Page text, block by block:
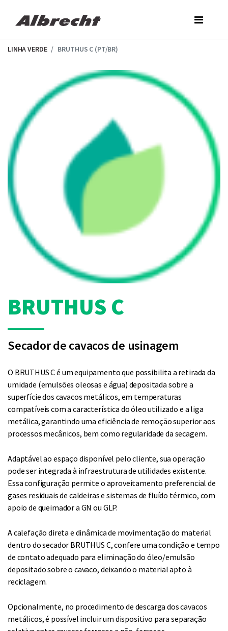
content
LINHA VERDE BRUTHUS C (PT/BR)
BRUTHUS C
Secador de cavacos de usinagem
O BRUTHUS C é um equipamento que possibilita a retirada da
umidade (emulsões oleosas e água) depositada sobre a
superfície dos cavacos metálicos, em temperaturas
compatíveis com a característica do óleo utilizado e a liga
metálica, garantindo uma eficiência de remoção superior aos
processos mecânicos, bem como regularidade da secagem.
Adaptável ao espaço disponível pelo cliente, sua operação
pode ser integrada à infraestrutura de utilidades existente.
Essa configuração permite o aproveitamento preferencial de
gases residuais de caldeiras e sistemas de fluído térmico, com
apoio de queimador a GN ou GLP.
A calefação direta e dinâmica de movimentação do material
dentro do secador BRUTHUS C, confere uma condição e tempo
de contato adequado para eliminação do óleo/emulsão
depositado sobre o cavaco, deixando o material apto à
reciclagem.
Opcionalmente, no procedimento de descarga dos cavacos
metálicos, é possível incluir um dispositivo para separação